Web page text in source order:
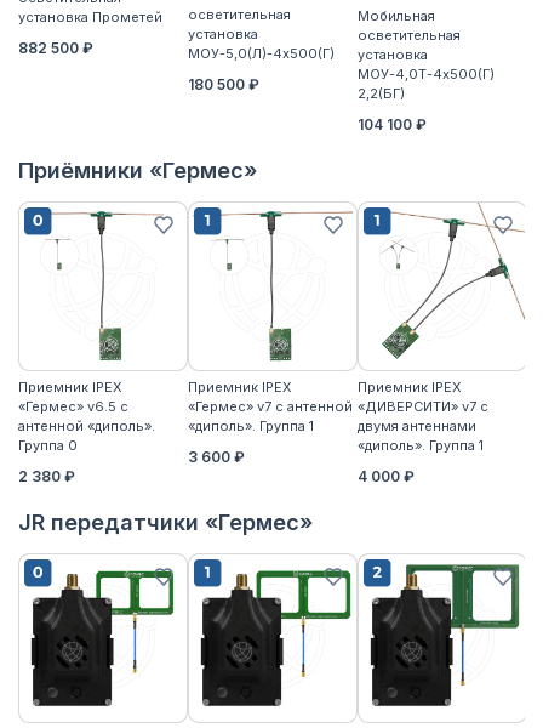
установка Прометей
882 500 ₽
осветительная
установка
МОУ-5,0(Л)-4х500(Г)
180 500 ₽
Мобильная
осветительная
установка
МОУ-4,0Т-4х500(Г)
2,2(БГ)
104 100 ₽
Приёмники «Гермес»
Приемник IPEX
«Гермес» v6.5 с
антенной «диполь».
Группа 0
2 380 ₽
Приемник IPEX
«Гермес» v7 с антенной
«диполь». Группа 1
3 600 ₽
Приемник IPEX
«ДИВЕРСИТИ» v7 с
двумя антеннами
«диполь». Группа 1
4 000 ₽
JR передатчики «Гермес»